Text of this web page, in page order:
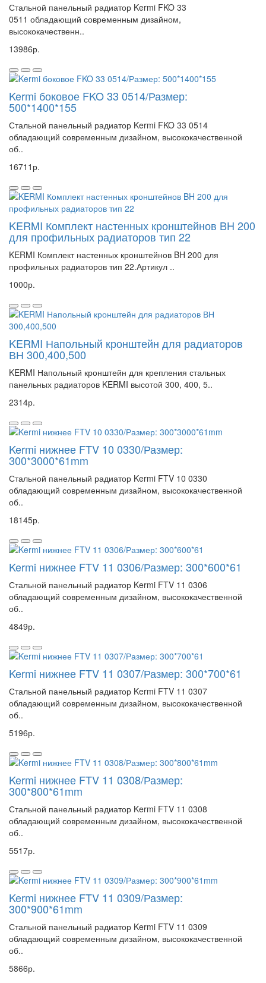
Стальной панельный радиатор Kermi FKO 33
0511 обладающий современным дизайном,
высококачественн..
13986р.
Kermi боковое FKO 33 0514/Размер:
500*1400*155
Стальной панельный радиатор Kermi FKO 33 0514
обладающий современным дизайном, высококачественной
об..
16711р.
KERMI Комплект настенных кронштейнов BH 200
для профильных радиаторов тип 22
KERMI Комплект настенных кронштейнов BH 200 для
профильных радиаторов тип 22.Артикул ..
1000р.
KERMI Напольный кронштейн для радиаторов
ВН 300,400,500
KERMI Напольный кронштейн для крепления стальных
панельных радиаторов KERMI высотой 300, 400, 5..
2314р.
Kermi нижнее FTV 10 0330/Размер:
300*3000*61mm
Стальной панельный радиатор Kermi FTV 10 0330
обладающий современным дизайном, высококачественной
об..
18145р.
Kermi нижнее FTV 11 0306/Размер: 300*600*61
Стальной панельный радиатор Kermi FTV 11 0306
обладающий современным дизайном, высококачественной
об..
4849р.
Kermi нижнее FTV 11 0307/Размер: 300*700*61
Стальной панельный радиатор Kermi FTV 11 0307
обладающий современным дизайном, высококачественной
об..
5196р.
Kermi нижнее FTV 11 0308/Размер:
300*800*61mm
Стальной панельный радиатор Kermi FTV 11 0308
обладающий современным дизайном, высококачественной
об..
5517р.
Kermi нижнее FTV 11 0309/Размер:
300*900*61mm
Стальной панельный радиатор Kermi FTV 11 0309
обладающий современным дизайном, высококачественной
об..
5866р.